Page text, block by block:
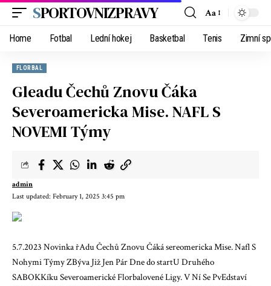
SPORTOVNIZPRAVY Aa
Home Fotbal Lední hokej Basketbal Tenis Zimní
FLORBAL
Gleadu Čechů Znovu Čáka
Severoamericka Mise. NAFL S
NOVEMI Týmy
Last updated: February 1, 2025 3:45 pm
admin
5.7.2023 Novinka řAdu Čechů Znovu Čáká sereomericka Mise. Nafl S
Nohymi Týmy ZBýva Již Jen Pár Dne do startU Druhého
SABOKKíku Severoamerické Florbalovené Ligy. V Ní Se PvEdstaví